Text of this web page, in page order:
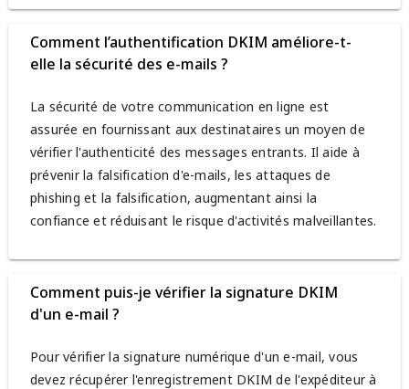
Comment l’authentification DKIM améliore-t-
elle la sécurité des e-mails ?
La sécurité de votre communication en ligne est
assurée en fournissant aux destinataires un moyen de
vérifier l'authenticité des messages entrants. Il aide à
prévenir la falsification d'e-mails, les attaques de
phishing et la falsification, augmentant ainsi la
confiance et réduisant le risque d'activités malveillantes.
Comment puis-je vérifier la signature DKIM
d'un e-mail ?
Pour vérifier la signature numérique d'un e-mail, vous
devez récupérer l'enregistrement DKIM de l'expéditeur à